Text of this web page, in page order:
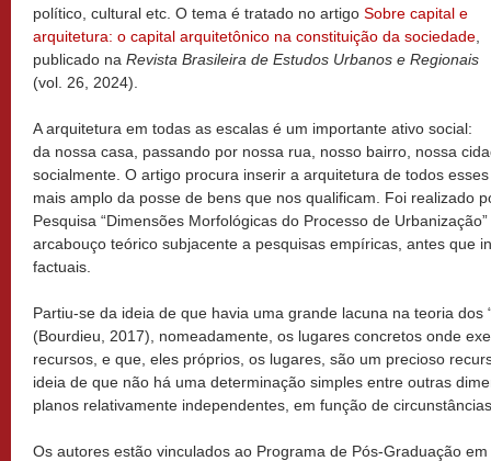
político, cultural etc. O tema é tratado no artigo Sobre capital e
arquitetura: o capital arquitetônico na constituição da sociedade
publicado na Revista Brasileira de Estudos Urbanos e Regionais
(vol. 26, 2024).
A arquitetura em todas as escalas é um importante ativo social:
da nossa casa, passando por nossa rua, nosso bairro, nossa
socialmente. O artigo procura inserir a arquitetura de todos
mais amplo da posse de bens que nos qualificam. Foi realizado
Pesquisa “Dimensões Morfológicas do Processo de
arcabouço teórico subjacente a pesquisas empíricas, antes que
factuais.
Partiu-se da ideia de que havia uma grande lacuna na teoria dos
(Bourdieu, 2017), nomeadamente, os lugares concretos onde
recursos, e que, eles próprios, os lugares, são um precioso
ideia de que não há uma determinação simples entre outras
planos relativamente independentes, em função de
Os autores estão vinculados ao Programa de Pós-Graduação